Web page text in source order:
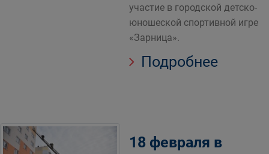
участие в городской детско-
юношеской спортивной игре
«Зарница».
Подробнее
18 февраля в